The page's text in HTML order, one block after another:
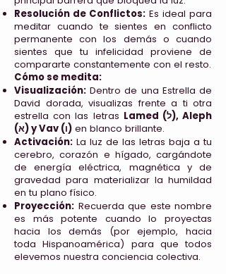
Resolución de Conflictos: Es ideal para
meditar cuando te sientes en conflicto
permanente con los demás o cuando
sientes que tu infelicidad proviene de
compararte constantemente con el resto.
Cómo se medita:
Visualización: Dentro de una Estrella de
David dorada, visualizas frente a ti otra
estrella con las letras Lamed (ל), Aleph
(א) y Vav (ו) en blanco brillante.
Activación: La luz de las letras baja a tu
cerebro, corazón e hígado, cargándote
de energía eléctrica, magnética y de
gravedad para materializar la humildad
en tu plano físico.
Proyección: Recuerda que este nombre
es más potente cuando lo proyectas
hacia los demás (por ejemplo, hacia
toda Hispanoamérica) para que todos
elevemos nuestra conciencia colectiva.